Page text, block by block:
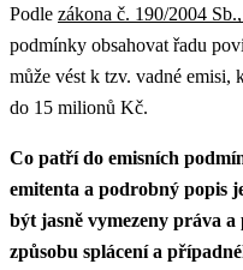
Podle zákona č. 190/2004
podmínky obsahovat řadu
může vést k tzv. vadné emisi,
do 15 milionů Kč.
Co patří do emisních
emitenta a podrobný popis
být jasně vymezeny práva
způsobu splácení a